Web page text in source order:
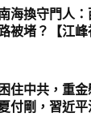
EEuqcX
HPilZ0
海換守門人
被堵？【江
住中共，重
付剛，習近
談20260807